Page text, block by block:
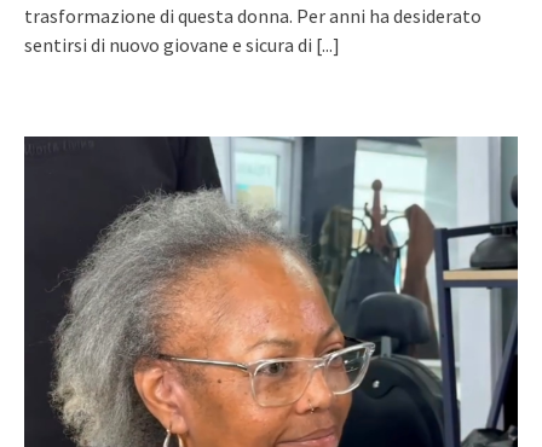
trasformazione di questa donna. Per anni ha desiderato
sentirsi di nuovo giovane e sicura di [...]